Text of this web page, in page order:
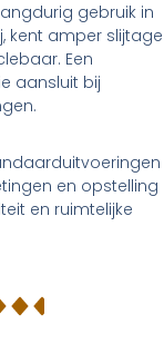
gebruik in
kent amper slijtage
Een
aansluit bij
en opstelling
en ruimtelijke